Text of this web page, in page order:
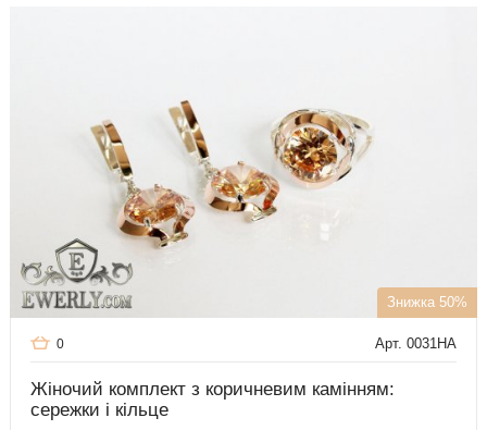
Знижка 50%
Арт. 0031HA
0
Жіночий комплект з коричневим камінням:
сережки і кільце